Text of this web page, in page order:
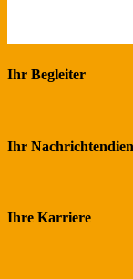
Ihr Begleiter
Ihr
Ihre Karriere